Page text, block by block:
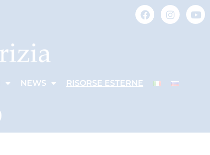
NEWS RISORSE ESTERNE